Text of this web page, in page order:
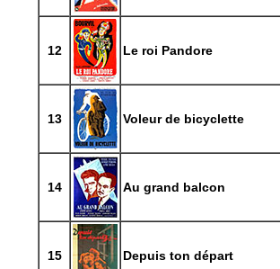
12 Le roi Pandore
13 Voleur de bicyclette
14 Au grand balcon
15 Depuis ton départ